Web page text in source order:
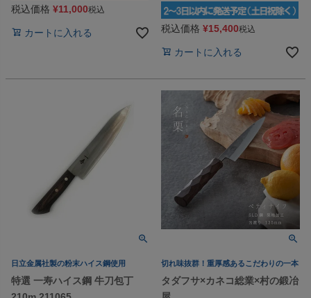
税込価格 ¥11,000税込
カートに入れる 税込価格 ¥15,400税込
カートに入れる
日立金属社製の粉末ハイス鋼使用
特選 一寿ハイス鋼 牛刀包丁
切れ味抜群！重厚感あるこだわりの一本
タダフサ×カネコ総業×村の鍛冶